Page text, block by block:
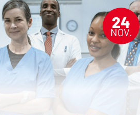
24
NOV.